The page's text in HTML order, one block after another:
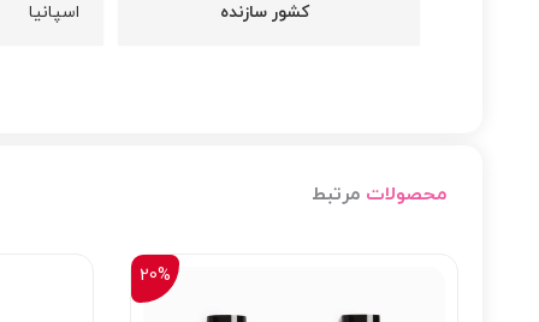
کشور سازنده اسپانیا
محصولات مرتبط
20%